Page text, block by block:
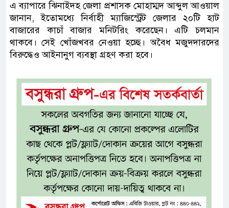
এ ব্যাপারে ঝিনাইদহ জেলা প্রশাসক মোহাম্মদ আব্দুল আওয়াল
জানান, ইতোমধ্যে নির্বাহী ম্যাজিস্ট্রেট জেলার ২০টি হাট
বাজারের কাচাঁ বাজার মনিটরিং করেছেন। এটি চলমান
থাকবে। সেই খোঁজখবর নেওয়া হচ্ছে। অবৈধ মজুদদারদের
বিরুদ্ধেও আইনানুগ ব্যবস্থা গ্রহণ করা হবে।